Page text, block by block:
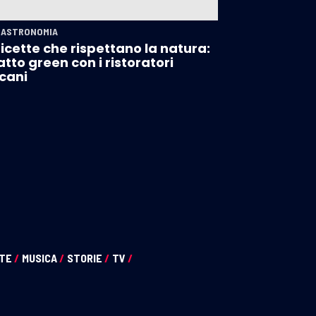
che rispettano la natura:
green con i ristoratori
/ MUSICA/ STORIE / TV /